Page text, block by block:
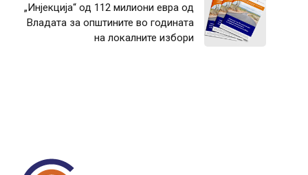
„Инјекција“ од 112 милиони евра од
Владата за општините во годината
на локалните избори